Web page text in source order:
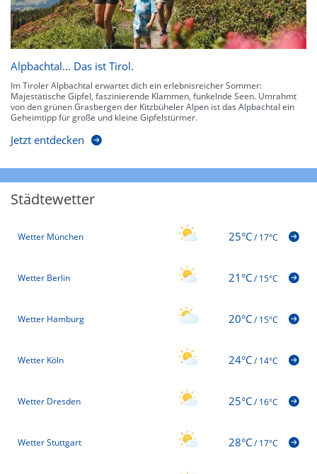
Alpbachtal… Das ist Tirol.
Im Tiroler Alpbachtal erwartet dich ein erlebnisreicher Sommer:
Majestätische Gipfel, faszinierende Klammen, funkelnde Seen. Umrahmt
von den grünen Grasbergen der Kitzbüheler Alpen ist das Alpbachtal ein
Geheimtipp für große und kleine Gipfelstürmer.
Jetzt entdecken
Städtewetter
Wetter München 25°C/17°C
Wetter Berlin 21°C/15°C
Wetter Hamburg 20°C/15°C
Wetter Köln 24°C/14°C
Wetter Dresden 25°C/16°C
Wetter Stuttgart 28°C/17°C